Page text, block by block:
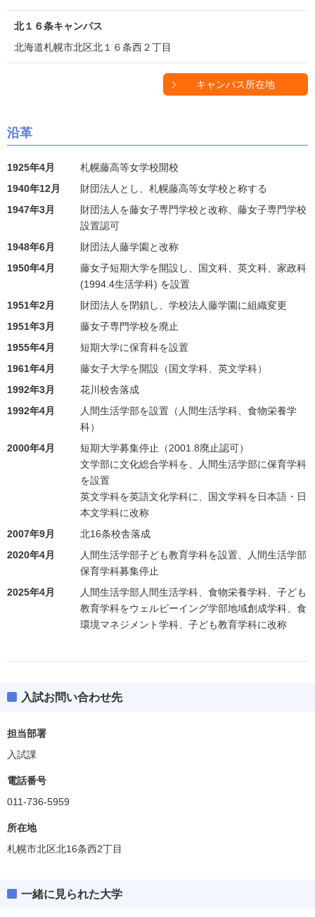
北１６条キャンパス
北海道札幌市北区北１６条西２丁目
キャンパス所在地
沿革
1925年4月
札幌藤高等女学校開校
1940年12月
財団法人とし、札幌藤高等女学校と称する
1947年3月
財団法人を藤女子専門学校と改称、藤女子専門学校
設置認可
1948年6月
財団法人藤学園と改称
1950年4月
藤女子短期大学を開設し、国文科、英文科、家政科
(1994.4生活学科) を設置
1951年2月
財団法人を閉鎖し、学校法人藤学園に組織変更
1951年3月
藤女子専門学校を廃止
1955年4月
短期大学に保育科を設置
1961年4月
藤女子大学を開設（国文学科、英文学科）
1992年3月
花川校舎落成
1992年4月
人間生活学部を設置（人間生活学科、食物栄養学
科）
2000年4月
短期大学募集停止（2001.8廃止認可）
文学部に文化総合学科を、人間生活学部に保育学科
を設置
英文学科を英語文化学科に、国文学科を日本語・日
本文学科に改称
2007年9月
北16条校舎落成
2020年4月
人間生活学部子ども教育学科を設置、人間生活学部
保育学科募集停止
2025年4月
人間生活学部人間生活学科、食物栄養学科、子ども
教育学科をウェルビーイング学部地域創成学科、食
環境マネジメント学科、子ども教育学科に改称
入試お問い合わせ先
担当部署
入試課
電話番号
011-736-5959
所在地
札幌市北区北16条西2丁目
一緒に見られた大学